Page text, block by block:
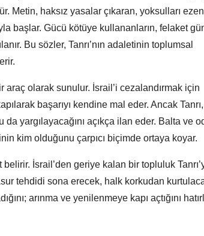
Metin, haksız yasalar çıkaran, yoksulları ezen
başlar. Gücü kötüye kullananların, felaket
Bu sözler, Tanrı’nın adaletinin toplumsal
araç olarak sunulur. İsrail’i cezalandırmak için
başarıyı kendine mal eder. Ancak Tanrı,
yargılayacağını açıkça ilan eder. Balta ve
kim olduğunu çarpıcı biçimde ortaya koyar.
belirir. İsrail’den geriye kalan bir topluluk
tehdidi sona erecek, halk korkudan
arınma ve yenilenmeye kapı açtığını